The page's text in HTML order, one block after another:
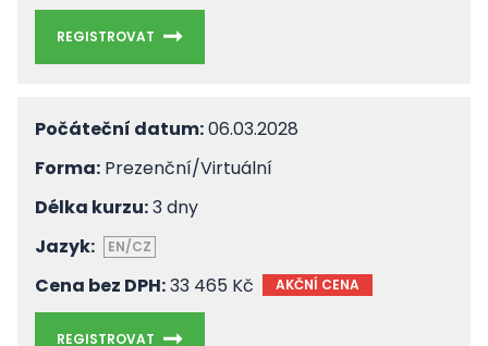
REGISTROVAT
Počáteční datum:06.03.2028
Forma: Prezenční/Virtuální
Délka kurzu:3 dny
Jazyk:
EN/CZ
Cena bez DPH:33 465 Kč AKČNÍ CENA
REGISTROVAT